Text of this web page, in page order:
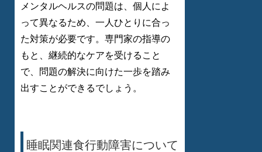
メンタルヘルスの問題は、個人によ
って異なるため、一人ひとりに合っ
た対策が必要です。専門家の指導の
もと、継続的なケアを受けること
で、問題の解決に向けた一歩を踏み
出すことができるでしょう。
睡眠関連食行動障害について